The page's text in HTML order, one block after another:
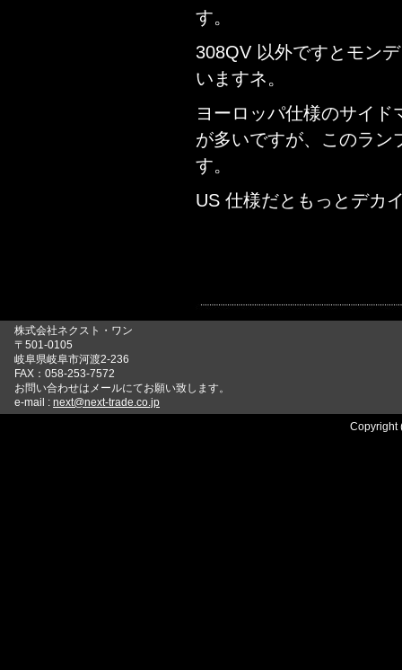
す。
308QV 以外ですとモン
いますネ。
ヨーロッパ仕様のサイ
が多いですが、このラン
す。
US 仕様だともっとデカ
株式会社ネクスト・ワン
〒501-0105
岐阜県岐阜市河渡2-236
FAX：058-253-7572
お問い合わせはメールにてお願い致します。
e-mail : next@next-trade.co.jp
Copyright